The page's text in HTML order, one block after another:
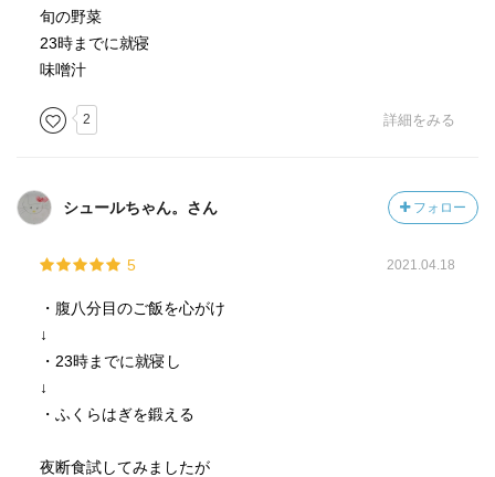
リンパのめぐりをいくらよくしてもむくみが改善しないの
は、90%を占める静脈のめぐりをよくしていないから。
深くて大きい呼吸を。
血液は熱を運ぶ働きがある。
冷えると冷えを運ぶことになる。
冷えによって血流が悪くなって、血流が悪くなる事でます
足首を温める、足の指先のストレッチが効果的。
「三陰交」「血海」を押せば血流の泉が湧く。
三陰交は胃腸、血液、水の巡りと呼吸を良くする。血海は
冷えを取り、子宮や卵巣の働きを整える他、美肌美白効果
旬の野菜
23時までに就寝
味噌汁
2 詳細をみる
シュールちゃん。さん フォロー
5 2021.04.18
・腹八分目のご飯を心がけ
↓
・23時までに就寝し
↓
・ふくらはぎを鍛える
夜断食試してみましたが